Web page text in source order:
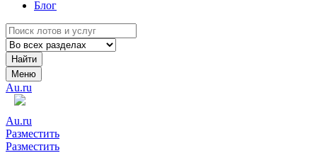
Блог
Найти
Меню
Au.ru
Au.ru
Разместить
Разместить